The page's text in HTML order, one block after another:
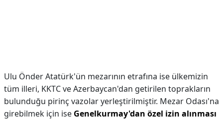
Ulu Önder Atatürk'ün mezarının etrafına ise ülkemizin
tüm illeri, KKTC ve Azerbaycan'dan getirilen toprakların
bulunduğu pirinç vazolar yerleştirilmiştir. Mezar Odası'na
girebilmek için ise Genelkurmay'dan özel izin alınması